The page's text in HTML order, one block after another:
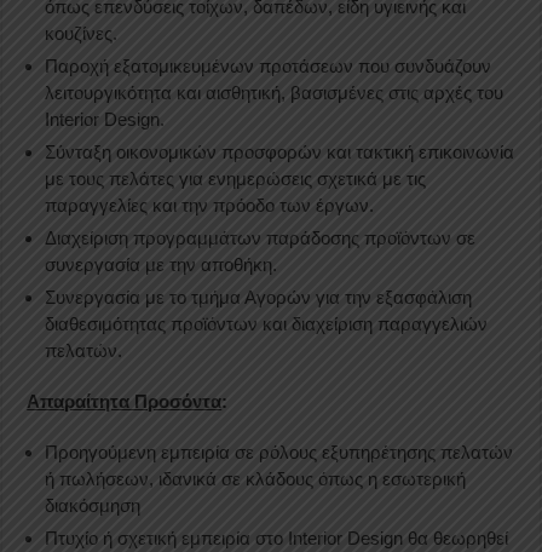
όπως επενδύσεις τοίχων, δαπέδων, είδη υγιεινής και
κουζίνες.
Παροχή εξατομικευμένων προτάσεων που συνδυάζουν
λειτουργικότητα και αισθητική, βασισμένες στις αρχές του
Interior Design.
Σύνταξη οικονομικών προσφορών και τακτική επικοινωνία
με τους πελάτες για ενημερώσεις σχετικά με τις
παραγγελίες και την πρόοδο των έργων.
Διαχείριση προγραμμάτων παράδοσης προϊόντων σε
συνεργασία με την αποθήκη.
Συνεργασία με το τμήμα Αγορών για την εξασφάλιση
διαθεσιμότητας προϊόντων και διαχείριση παραγγελιών
πελατών.
Απαραίτητα Προσόντα:
Προηγούμενη εμπειρία σε ρόλους εξυπηρέτησης πελατών
ή πωλήσεων, ιδανικά σε κλάδους όπως η εσωτερική
διακόσμηση
Πτυχίο ή σχετική εμπειρία στο Interior Design θα θεωρηθεί